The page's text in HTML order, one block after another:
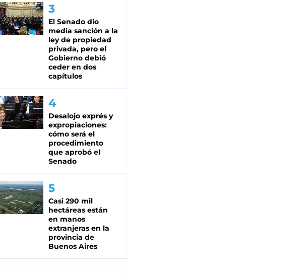
El Senado dio
media sanción a la
ley de propiedad
privada, pero el
Gobierno debió
ceder en dos
capítulos
Desalojo exprés y
expropiaciones:
cómo será el
procedimiento
que aprobó el
Senado
Casi 290 mil
hectáreas están
en manos
extranjeras en la
provincia de
Buenos Aires